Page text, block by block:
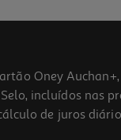
Oney
incluídos nas
de juros